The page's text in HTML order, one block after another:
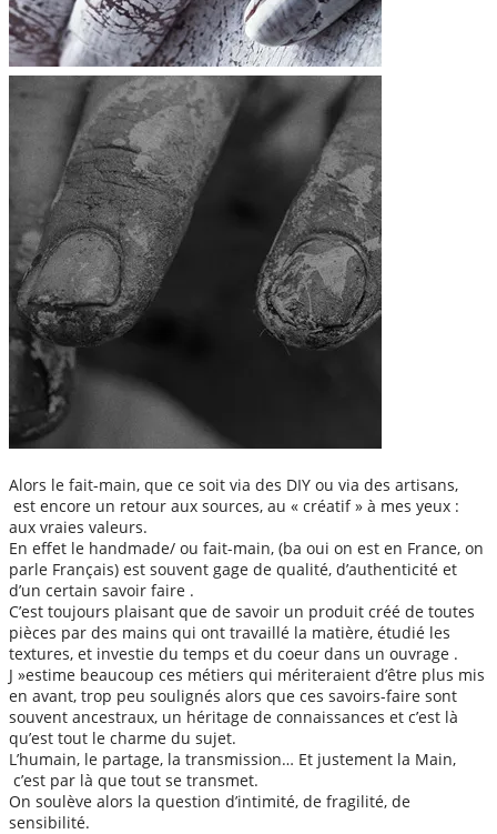
Alors le fait-main, que ce soit via des DIY ou via des artisans,
est encore un retour aux sources, au « créatif » à mes yeux :
aux vraies valeurs.
En effet le handmade/ ou fait-main, (ba oui on est en France, on
parle Français) est souvent gage de qualité, d’authenticité et
d’un certain savoir faire .
C’est toujours plaisant que de savoir un produit créé de toutes
pièces par des mains qui ont travaillé la matière, étudié les
textures, et investie du temps et du coeur dans un ouvrage .
J »estime beaucoup ces métiers qui mériteraient d’être plus mis
en avant, trop peu soulignés alors que ces savoirs-faire sont
souvent ancestraux, un héritage de connaissances et c’est là
qu’est tout le charme du sujet.
L’humain, le partage, la transmission… Et justement la Main,
c’est par là que tout se transmet.
On soulève alors la question d’intimité, de fragilité, de
sensibilité.